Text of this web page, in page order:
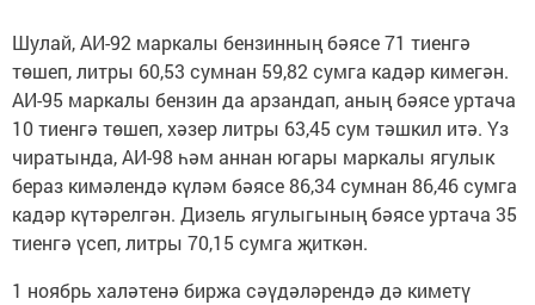
Шулай, АИ-92 маркалы бензинның бәясе 71 тиенгә
төшеп, литры 60,53 сумнан 59,82 сумга кадәр кимегән.
АИ-95 маркалы бензин да арзандап, аның бәясе уртача
10 тиенгә төшеп, хәзер литры 63,45 сум тәшкил итә. Үз
чиратында, АИ-98 һәм аннан югары маркалы ягулык
бераз кимәлендә күләм бәясе 86,34 сумнан 86,46 сумга
кадәр күтәрелгән. Дизель ягулыгының бәясе уртача 35
тиенгә үсеп, литры 70,15 сумга җиткән.
1 ноябрь халәтенә биржа сәүдәләрендә дә киметү